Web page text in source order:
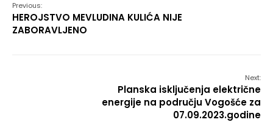
Previous:
HEROJSTVO MEVLUDINA KULIĆA NIJE
ZABORAVLJENO
Next:
Planska isključenja električne
energije na području Vogošće za
07.09.2023.godine